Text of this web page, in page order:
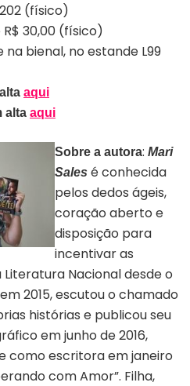
(físico)
R$ 30,00 (físico)
na bienal, no estande L99
aqui
alta aqui
Sobre a autora: Mari
Sales é conhecida
pelos dedos ágeis,
coração aberto e
disposição para
incentivar as
Nacional desde o
2015, escutou o chamado
histórias e publicou seu
em junho de 2016,
como escritora em janeiro
com Amor”. Filha,